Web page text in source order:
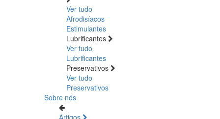
Ver tudo
Afrodisíacos
Estimulantes
Lubrificantes
Ver tudo
Lubrificantes
Preservativos
Ver tudo
Preservativos
Sobre nós
Artigos